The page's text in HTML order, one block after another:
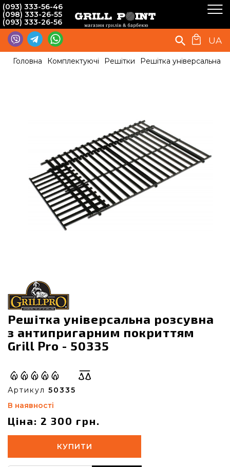
(093) 333-56-46
(098) 333-26-55
(093) 333-26-56
UA
Головна Комплектуючі Решітки Решітка універсальна
Решітка універсальна розсувна
з антипригарним покриттям
Grill Pro - 50335
Артикул 50335
В наявності
Ціна: 2 300 грн.
КУПИТИ